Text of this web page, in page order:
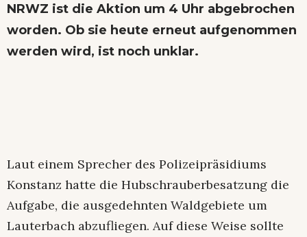
NRWZ ist die Aktion um 4 Uhr abgebrochen
worden. Ob sie heute erneut aufgenommen
werden wird, ist noch unklar.
Laut einem Sprecher des Polizeipräsidiums
Konstanz hatte die Hubschrauberbesatzung die
Aufgabe, die ausgedehnten Waldgebiete um
Lauterbach abzufliegen. Auf diese Weise sollte